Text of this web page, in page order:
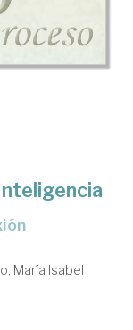
María Isabel